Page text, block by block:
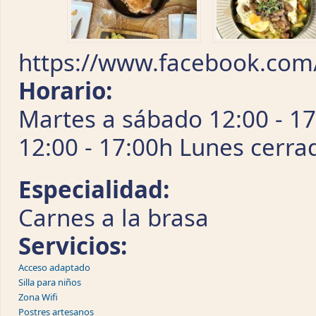
https://
Horario:
Martes a sábado 12:00 -
12:00 - 17:00h Lunes
Especialidad:
Carnes a la brasa
Servicios:
Acceso adaptado
Silla para niños
Zona Wifi
Postres artesanos